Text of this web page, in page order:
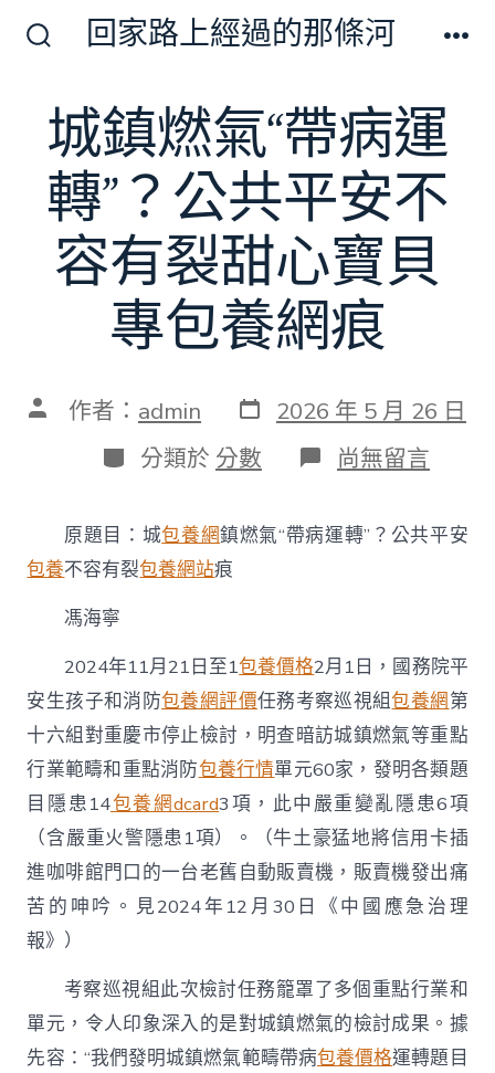
切
換
開
關
回家路上經過的那條河
城鎮燃氣“帶病運
轉”？公共平安不
容有裂甜心寶貝
專包養網痕
文 作者： admin 發
表
日
期
2026 年 5 月 26 日
分
類
分類於 分數 在
〈城
燃
氣
公
共
平
安
不
容
有
裂
甜
心
寶
貝
專
網
痕〉
中
尚無留言
原題目：城包養網鎮燃氣“帶病運轉”？公共平安
包養不容有裂包養網站痕
馮海寧
2024年11月21日至1包養價格2月1日，國務院平
安生孩子和消防包養網評價任務考察巡視組包養網第
十六組對重慶市停止檢討，明查暗訪城鎮燃氣等重點
行業範疇和重點消防包養行情單元60家，發明各類題
目隱患14包養網dcard3項，此中嚴重變亂隱患6項
（含嚴重火警隱患1項）。（牛土豪猛地將信用卡插
進咖啡館門口的一台老舊自動販賣機，販賣機發出痛
苦的呻吟。見2024年12月30日《中國應急治理
報》）
考察巡視組此次檢討任務籠罩了多個重點行業和
單元，令人印象深入的是對城鎮燃氣的檢討成果。據
先容：“我們發明城鎮燃氣範疇帶病包養價格運轉題目